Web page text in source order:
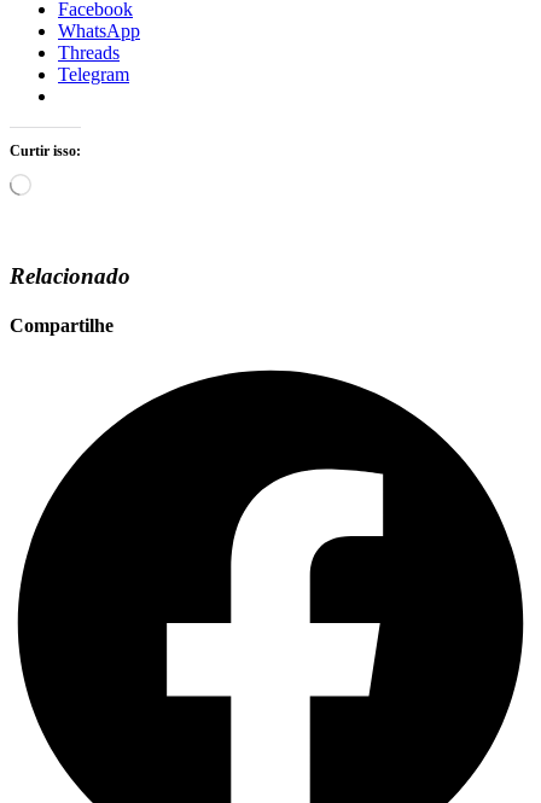
Facebook
WhatsApp
Threads
Telegram
Curtir isso:
Relacionado
Compartilhe